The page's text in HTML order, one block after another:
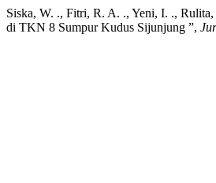
Siska, W. ., Fitri, R. A. ., Yeni, I. .,
di TKN 8 Sumpur Kudus Sijunjung ”,